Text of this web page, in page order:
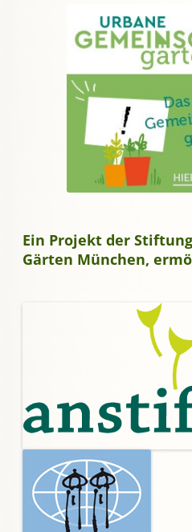
Ein Projekt der
Gärten München,